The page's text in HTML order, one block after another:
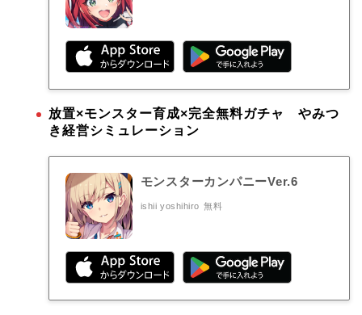
放置×モンスター育成×完全無料ガチャ やみつ
き経営シミュレーション
モンスターカンパニーVer.6
ishii yoshihiro 無料